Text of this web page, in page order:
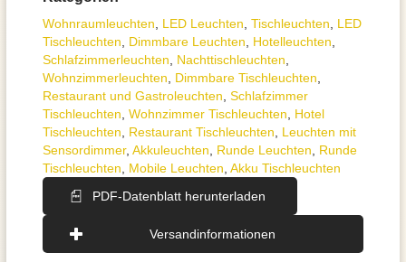
Wohnraum­leuchten LED Leuchten Tisch­leuchten
LED
Tischleuchten
Dimmbare Leuchten Hotelleuchten
Schlafzimmer­leuchten
Nachttisch­leuchten
Wohnzimmer­leuchten
Dimmbare Tischleuchten
Restaurant und Gastroleuchten Schlafzimmer
Tischleuchten Wohnzimmer Tischleuchten
Hotel
Tischleuchten
Restaurant Tischleuchten
Leuchten mit
Sensordimmer, Akkuleuchten Runde Leuchten
Runde
Tischleuchten
Mobile Leuchten Akku Tischleuchten
PDF-Datenblatt herunterladen
Versandinformationen